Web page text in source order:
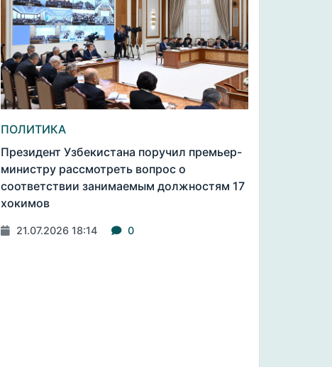
ПОЛИТИКА
Президент Узбекистана поручил премьер-
министру рассмотреть вопрос о
соответствии занимаемым должностям 17
хокимов
21.07.2026 18:14 0